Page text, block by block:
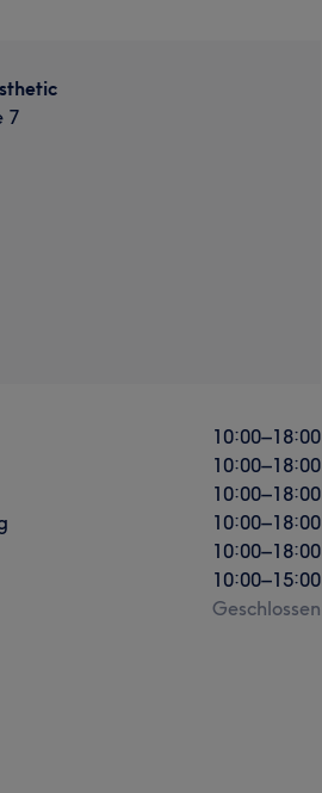
7
10:00–18:00
10:00–18:00
10:00–18:00
10:00–18:00
10:00–18:00
10:00–15:00
Geschlossen